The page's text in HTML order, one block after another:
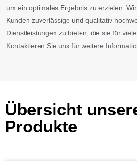
um ein optimales Ergebnis zu erzielen.
Kunden zuverlässige und qualitativ
Dienstleistungen zu bieten, die sie für
Kontaktieren Sie uns für weitere
Übersicht
Produkte